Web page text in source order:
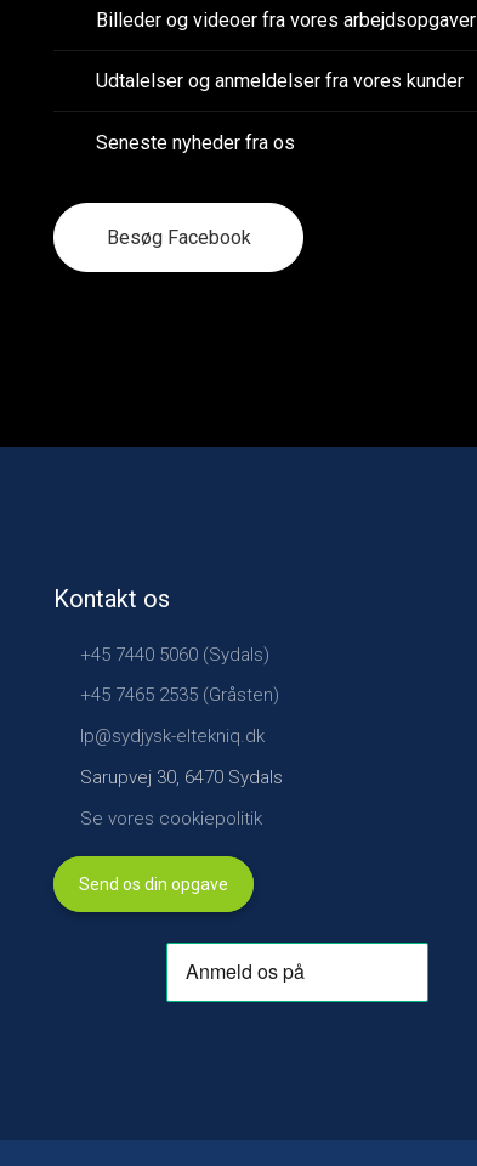
Billeder og videoer fra vores arbejdsopgaver
Udtalelser og anmeldelser fra vores kunder
Seneste nyheder fra os
Besøg Facebook
Kontakt os
+45 7440 5060 (Sydals)
+45 7465 2535 (Gråsten)
lp@sydjysk-eltekniq.dk
Sarupvej 30, 6470 Sydals
Se vores cookiepolitik
Send os din opgave